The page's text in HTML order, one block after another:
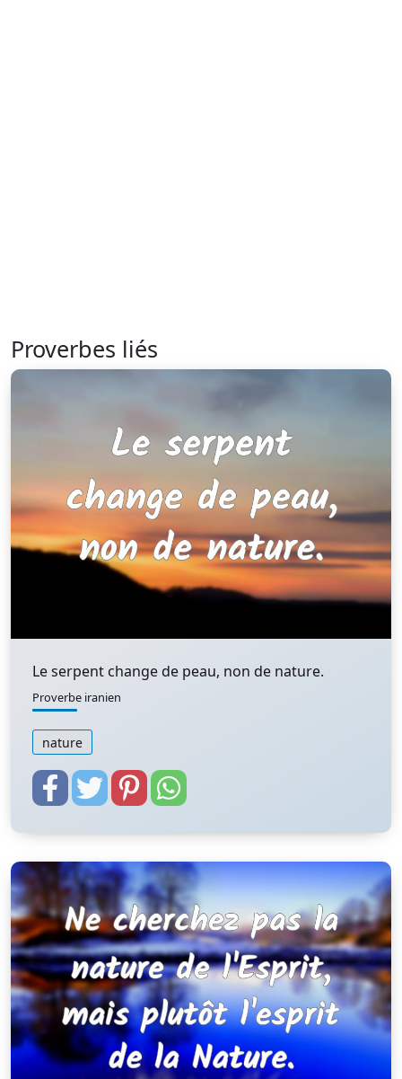
Proverbes liés
Le serpent change de peau, non de nature.
Proverbe iranien
nature